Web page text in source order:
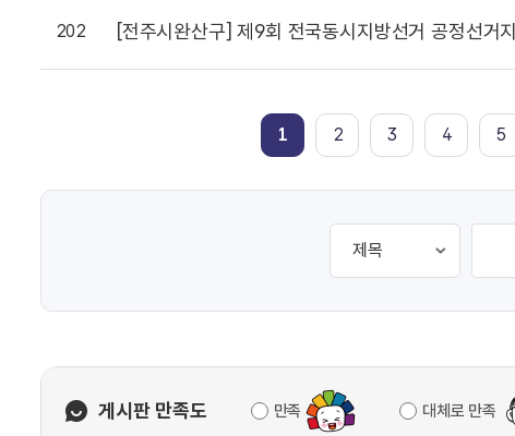
202 [전주시완산구] 제9회 전국동시지방선거 공정선거
1 2 3 4 5
게시판 만족도 만족 대체로 만족